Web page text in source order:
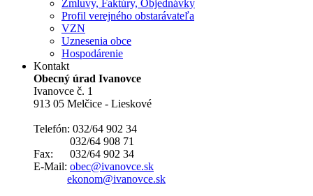
Zmluvy, Faktúry, Objednávky
Profil verejného obstarávateľa
VZN
Uznesenia obce
Hospodárenie
Kontakt
Obecný úrad Ivanovce
Ivanovce č. 1
913 05 Melčice - Lieskové
Telefón: 032/64 902 34
032/64 908 71
Fax: 032/64 902 34
E-Mail: obec@ivanovce.sk
ekonom@ivanovce.sk